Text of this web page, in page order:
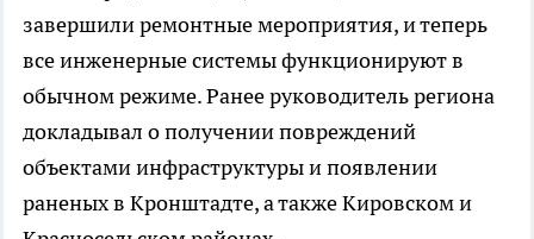
завершили ремонтные мероприятия, и теперь
все инженерные системы функционируют в
обычном режиме. Ранее руководитель региона
докладывал о получении повреждений
объектами инфраструктуры и появлении
раненых в Кронштадте, а также Кировском и